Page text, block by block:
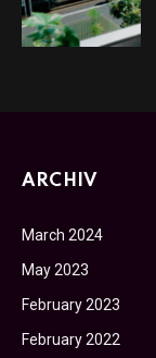
ARCHIV
March 2024
May 2023
February 2023
February 2022